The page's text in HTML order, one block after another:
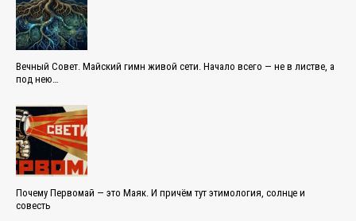
Вечный Совет. Майский гимн живой сети. Начало всего — не в листве, а
под нею…
Почему Первомай — это Маяк. И причём тут этимология, солнце и
совесть